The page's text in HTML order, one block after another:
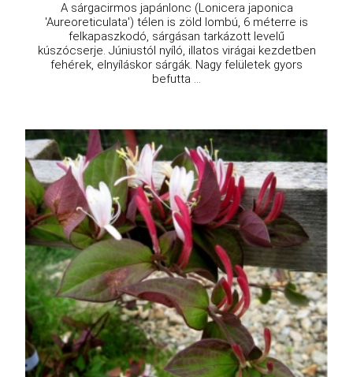
A sárgacirmos japánlonc (Lonicera japonica
'Aureoreticulata') télen is zöld lombú, 6 méterre is
felkapaszkodó, sárgásan tarkázott levelű
kúszócserje. Júniustól nyíló, illatos virágai kezdetben
fehérek, elnyíláskor sárgák. Nagy felületek gyors
befutta ...